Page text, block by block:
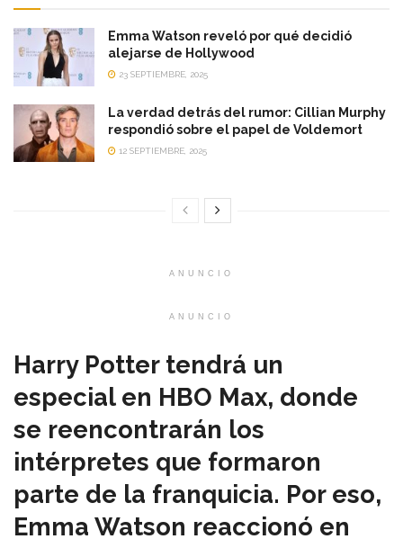
Emma Watson reveló por qué decidió
alejarse de Hollywood
23 SEPTIEMBRE, 2025
La verdad detrás del rumor: Cillian Murphy
respondió sobre el papel de Voldemort
12 SEPTIEMBRE, 2025
ANUNCIO
ANUNCIO
Harry Potter tendrá un
especial en HBO Max, donde
se reencontrarán los
intérpretes que formaron
parte de la franquicia. Por eso,
Emma Watson reaccionó en